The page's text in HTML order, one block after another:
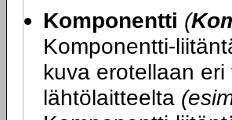
Komponentti (
Komponentti-
kuva erotellaan
lähtölaitteelta